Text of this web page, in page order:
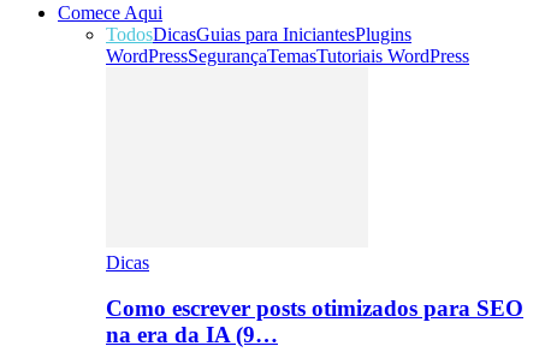
Comece Aqui
TodosDicasGuias para IniciantesPlugins
WordPressSegurançaTemasTutoriais WordPress
Dicas
Como escrever posts otimizados para SEO
na era da IA (9…